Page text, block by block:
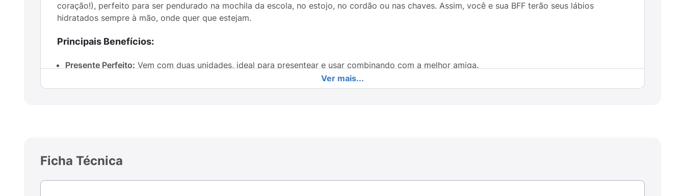
coração!), perfeito para ser pendurado na mochila da escola, no estojo, no cordão ou nas chaves. Assim, você e sua BFF terão seus lábios
hidratados sempre à mão, onde quer que estejam.
Principais Benefícios:
Presente Perfeito: Vem com duas unidades, ideal para presentear e usar combinando com a melhor amiga.
Hidratação Diária:Mantém os lábios macios e previne o ressecamento.
Design Fofo:Embalagem em formato de coração que é um verdadeiro acessório de moda.
Ver mais...
Ficha Técnica